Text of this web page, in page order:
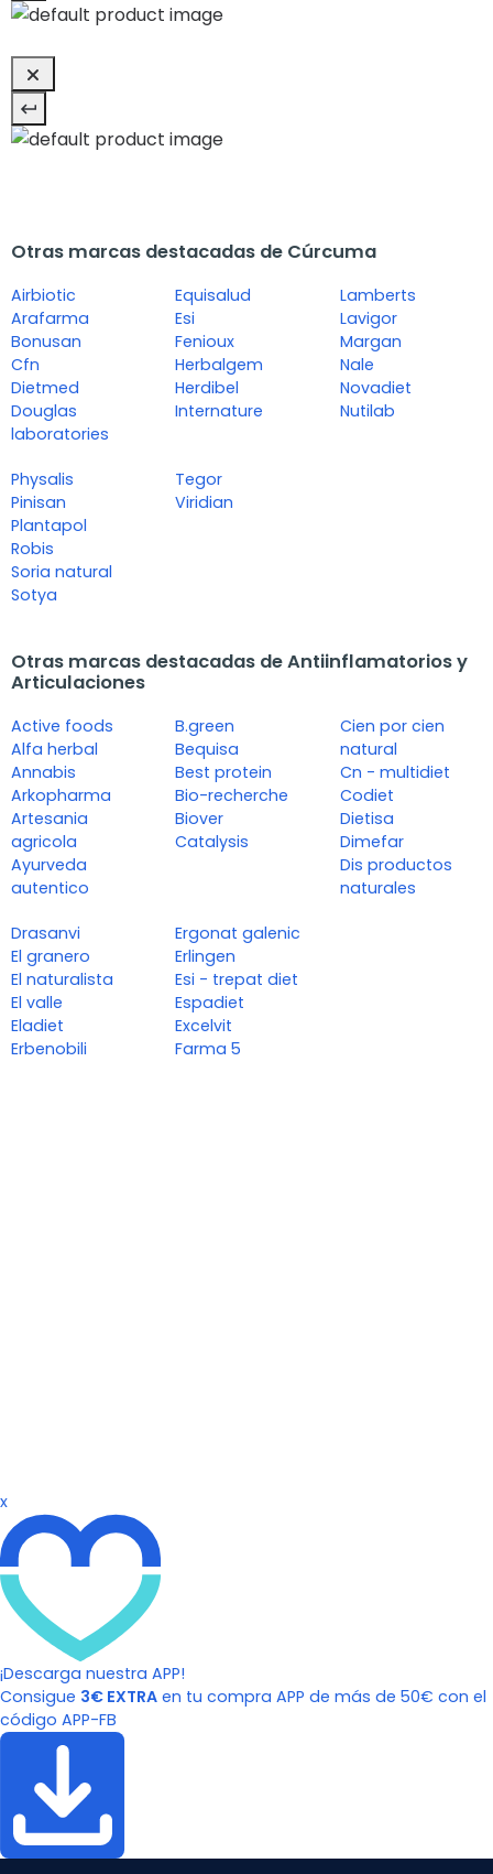
Otras marcas destacadas de Cúrcuma
Airbiotic
Arafarma
Bonusan
Cfn
Dietmed
Douglas
laboratories
Equisalud
Esi
Fenioux
Herbalgem
Herdibel
Internature
Lamberts
Lavigor
Margan
Nale
Novadiet
Nutilab
Physalis
Pinisan
Plantapol
Robis
Soria natural
Sotya
Tegor
Viridian
Otras marcas destacadas de Antiinflamatorios y
Articulaciones
Active foods
Alfa herbal
Annabis
Arkopharma
Artesania
agricola
Ayurveda
autentico
B.green
Bequisa
Best protein
Bio-recherche
Biover
Catalysis
Cien por cien
natural
Cn - multidiet
Codiet
Dietisa
Dimefar
Dis productos
naturales
Drasanvi
El granero
El naturalista
El valle
Eladiet
Erbenobili
Ergonat galenic
Erlingen
Esi - trepat diet
Espadiet
Excelvit
Farma 5
x
¡Descarga nuestra APP!
Consigue 3€ EXTRA en tu compra APP de más de 50€ con el
código APP-FB